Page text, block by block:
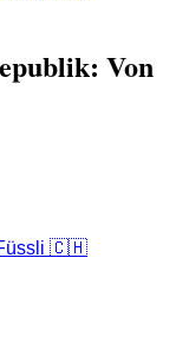
Von
🇨🇭